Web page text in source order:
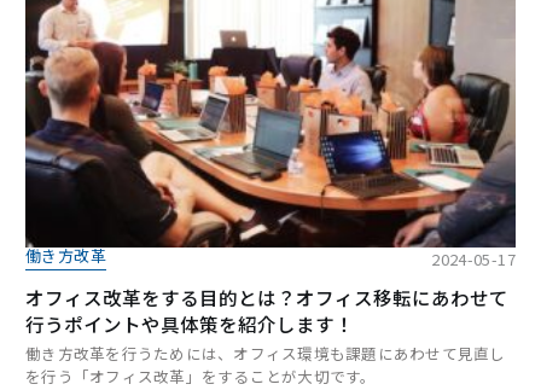
働き方改革 2024-05-17
オフィス改革をする目的とは？オフィス移転にあわせて
行うポイントや具体策を紹介します！
働き方改革を行うためには、オフィス環境も課題にあわせて見直し
を行う「オフィス改革」をすることが大切です。